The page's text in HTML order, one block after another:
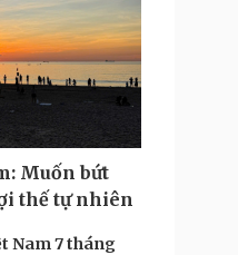
Muốn bứt
thế tự nhiên
Nam 7 tháng